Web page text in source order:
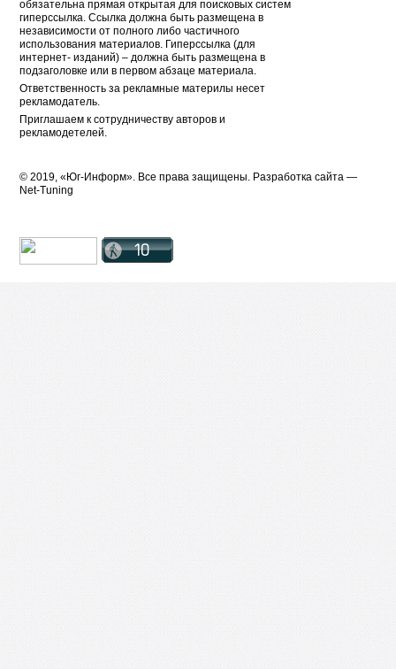
обязательна прямая открытая для поисковых систем
гиперссылка. Ссылка должна быть размещена в
независимости от полного либо частичного
использования материалов. Гиперссылка (для
интернет- изданий) – должна быть размещена в
подзаголовке или в первом абзаце материала.
Ответственность за рекламные материлы несет
рекламодатель.
Приглашаем к сотрудничеству авторов и
рекламодетелей.
© 2019, «Юг-Информ». Все права защищены. Разработка cайта —
Net-Tuning